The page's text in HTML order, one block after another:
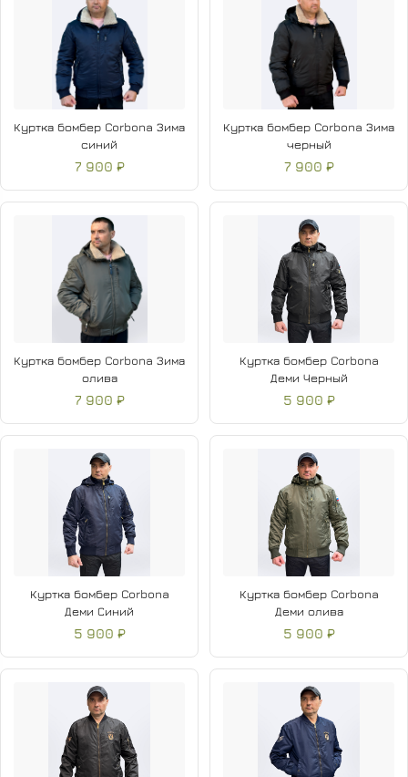
Куртка бомбер Corbona Зима
синий
7 900 ₽
Куртка бомбер Corbona Зима
черный
7 900 ₽
Куртка бомбер Corbona Зима
олива
7 900 ₽
Куртка бомбер Corbona
Деми Черный
5 900 ₽
Куртка бомбер Corbona
Деми Синий
5 900 ₽
Куртка бомбер Corbona
Деми олива
5 900 ₽